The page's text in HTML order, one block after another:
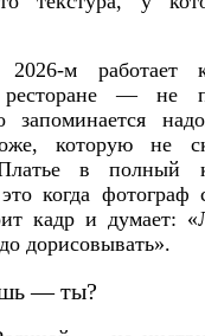
м работает
— не
запоминается
которую не
в полный
когда фотограф
кадр и думает:
дорисовывать».
— ты?